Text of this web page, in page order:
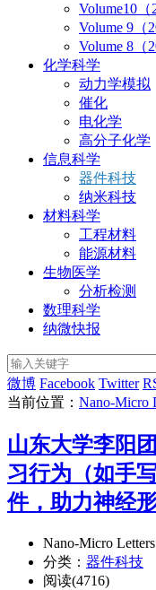
Volume10（
Volume 9（
Volume 8（
化学科学
动力学模拟
催化
电化学
高分子化学
信息科学
器件科技
纳米科技
材料科学
工程材料
能源材料
生物医学
分析检测
数理科学
纳微快报
微博 Facebook Twitter
当前位置： Nano-Micro
山东大学李阳
习行为（如手
件，助力神经
Nano-Micro
分类： 器件科技
阅读(4716)